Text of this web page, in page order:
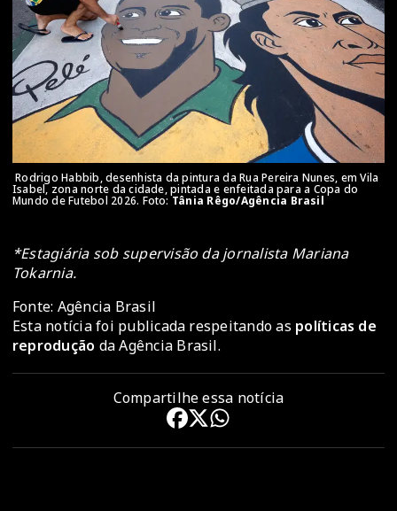
Rodrigo Habbib, desenhista da pintura da Rua Pereira Nunes, em Vila
Isabel, zona norte da cidade, pintada e enfeitada para a Copa do
Mundo de Futebol 2026. Foto:Tânia Rêgo/Agência Brasil
*Estagiária sob supervisão da jornalista Mariana
Tokarnia.
Fonte: Agência Brasil
Esta notícia foi publicada respeitando as políticas de
reprodução da Agência Brasil.
Compartilhe essa notícia